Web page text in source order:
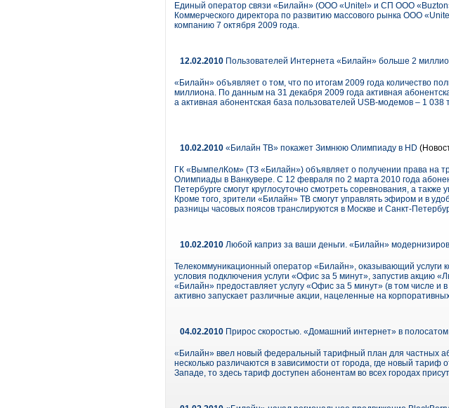
Единый оператор связи «Билайн» (ООО «Unitel» и СП ООО
Коммерческого директора по развитию массового рынка ООО
компанию 7 октября 2009 года.
12.02.2010 Пользователей Интернета «Билайн» больше 2
«Билайн» объявляет о том, что по итогам 2009 года количество
миллиона. По данным на 31 декабря 2009 года активная
а активная абонентская база пользователей USB-модемов – 1 038
10.02.2010 «Билайн ТВ» покажет Зимнюю Олимпиаду в HD
ГК «ВымпелКом» (ТЗ «Билайн») объявляет о получении права на
Олимпиады в Ванкувере. С 12 февраля по 2 марта 2010 года
Петербурге смогут круглосуточно смотреть соревнования, а
Кроме того, зрители «Билайн» ТВ смогут управлять эфиром и в
разницы часовых поясов транслируются в Москве и Санкт-
10.02.2010 Любой каприз за ваши деньги. «Билайн»
Телекоммуникационный оператор «Билайн», оказывающий
условия подключения услуги «Офис за 5 минут», запустив акцию
«Билайн» предоставляет услугу «Офис за 5 минут» (в том числе
активно запускает различные акции, нацеленные на
04.02.2010 Прирос скоростью. «Домашний интернет» в
«Билайн» ввел новый федеральный тарифный план для частных
несколько различаются в зависимости от города, где новый
Западе, то здесь тариф доступен абонентам во всех городах